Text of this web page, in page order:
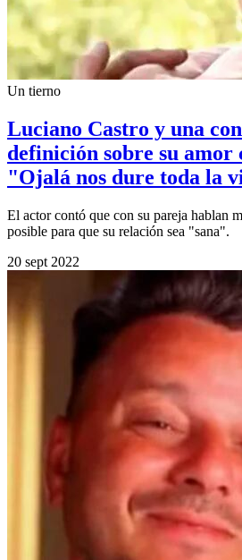
Un tierno
Luciano Castro y una
definición sobre su
"Ojalá nos dure toda la
El actor contó que con su pareja hablan
posible para que su relación sea "sana".
20 sept 2022